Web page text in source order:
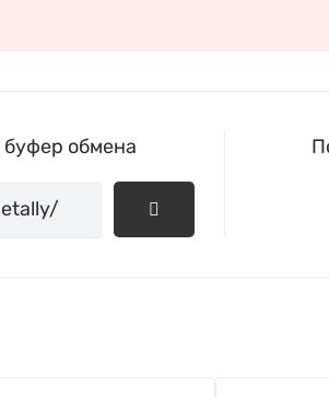
буфер обмена